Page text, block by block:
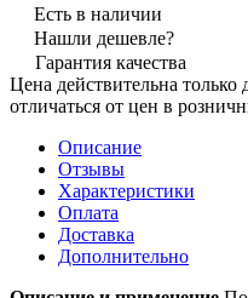
Есть в наличии
Нашли дешевле?
Гарантия качества
Цена действительна
отличаться от цен в
Описание
Отзывы
Характеристики
Оплата
Доставка
Дополнительно